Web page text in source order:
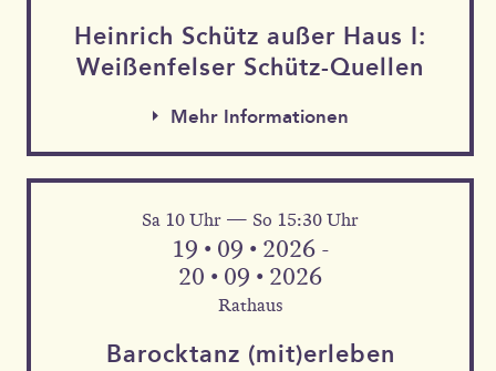
Heinrich Schütz außer Haus I:
Weißen­felser Schütz-Quellen
Mehr Informationen
Mehr Informationen
Sa 10 Uhr — So 15:30 Uhr
19 • 09 • 2026 -
20 • 09 • 2026
Rathaus
Barock­tanz (mit)erleben